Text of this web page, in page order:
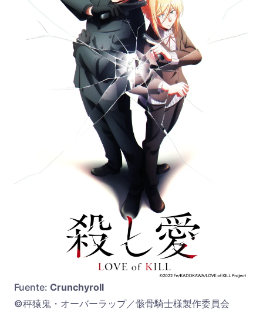
Fuente: Crunchyroll
©秤猿鬼・オーバーラップ／骸骨騎士様製作委員会